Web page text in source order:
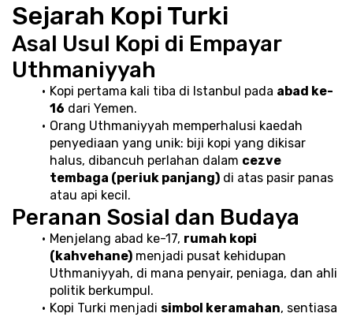
Sejarah Kopi Turki
Asal Usul Kopi di Empayar
Uthmaniyyah
Kopi pertama kali tiba di Istanbul pada abad ke-
16 dari Yemen.
Orang Uthmaniyyah memperhalusi kaedah
penyediaan yang unik: biji kopi yang dikisar
halus, dibancuh perlahan dalam cezve
tembaga (periuk panjang) di atas pasir panas
atau api kecil.
Peranan Sosial dan Budaya
Menjelang abad ke-17, rumah kopi
(kahvehane) menjadi pusat kehidupan
Uthmaniyyah, di mana penyair, peniaga, dan ahli
politik berkumpul.
Kopi Turki menjadi simbol keramahan, sentiasa